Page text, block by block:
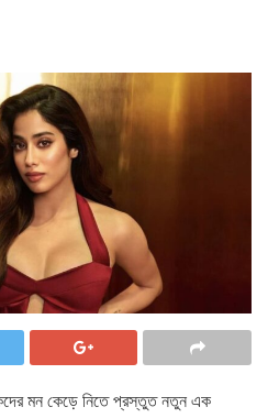
মন কেড়ে নিতে প্রস্তুত নতুন এক